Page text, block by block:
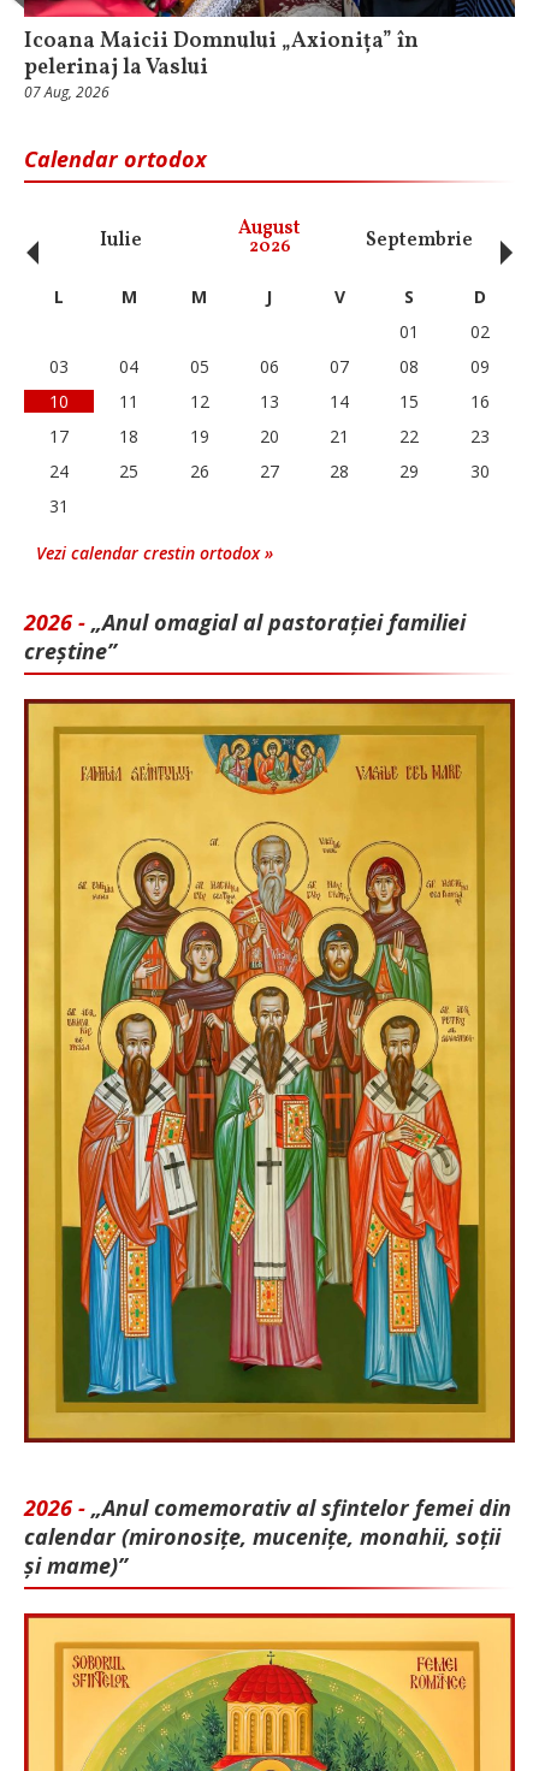
Icoana Maicii Domnului „Axionița” în
pelerinaj la Vaslui
07 Aug, 2026
Calendar ortodox
Iulie August
2026 Septembrie
‹ L M M J V S
D
01
02
03
04 05 06 07 08
09
10
11 12 13 14 15
16
17
18 19 20 21 22
23
24
25 26 27 28 29
30
31
Vezi calendar crestin ortodox »
2026 - „Anul omagial al pastorației familiei
creștine”
2026 - „Anul comemorativ al sfintelor femei din
calendar (mironosițe, mu­cenițe, monahii, soții
și mame)”